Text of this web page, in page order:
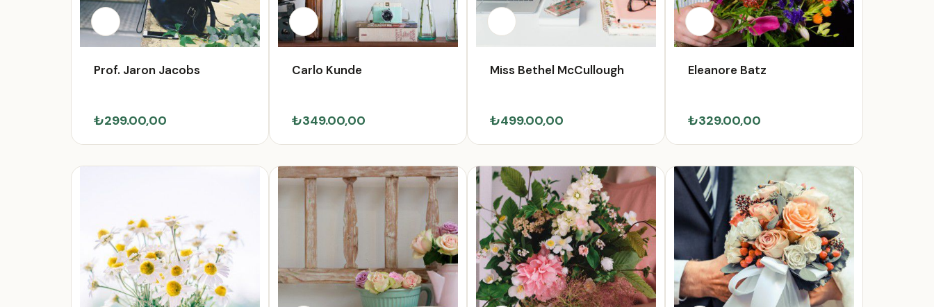
Prof. Jaron Jacobs
₺299.00,00
Carlo Kunde
₺349.00,00
Miss Bethel McCullough
₺499.00,00
Eleanore Batz
₺329.00,00